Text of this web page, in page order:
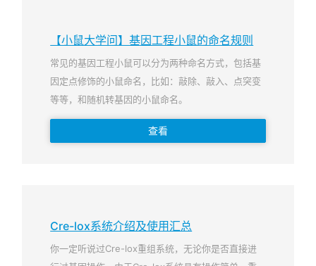
【小鼠大学问】基因工程小鼠的命名规则
常见的基因工程小鼠可以分为两种命名方式，包括基
因定点修饰的小鼠命名，比如：敲除、敲入、点突变
等等，和随机转基因的小鼠命名。
查看
Cre-lox系统介绍及使用汇总
你一定听说过Cre-lox重组系统，无论你是否直接进